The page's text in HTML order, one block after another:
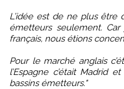
L’idée est de ne plus être
émetteurs seulement.
français, nous étions
Pour le marché anglais
l’Espagne c’était Madrid
bassins émetteurs."